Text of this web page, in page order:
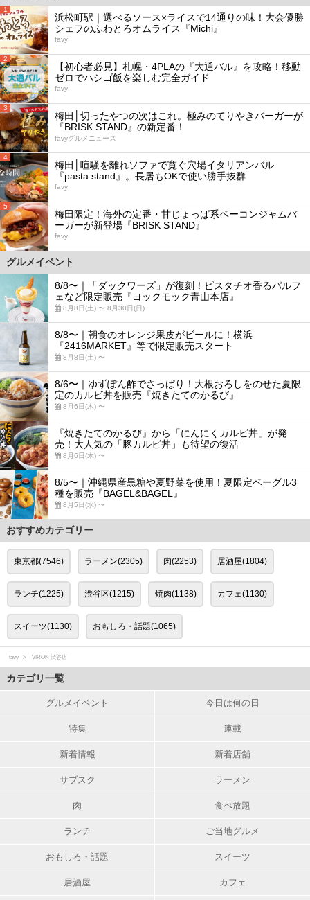
1
浜松町駅｜選べるソース×ライスで14通りの味！大会優勝
シェフのふわとろオムライス『Michi』
favy
2
【初心者必見】札幌・4PLAの『大通バル』を攻略！移動
ゼロでハシゴ飯を楽しむ完全ガイド
favy
3
梅田│切ったやつの次はこれ。極みのてりやきバーガーが
『BRISK STAND』の新定番！
favyグルメニュース
4
梅田│喧騒を離れソファで寛ぐ穴場イタリアンバル
『pasta stand』。長居もOKで使い勝手抜群
favy
5
梅田限定！海外の定番・甘じょっぱ系ベーコンジャムバ
ーガーが新登場『BRISK STAND』
favy
グルメイベント
8/8〜｜「ダックワーズ」が復刻！ピスタチオ香るパルフ
ェなど限定販売『ヨックモック青山本店』
8月8日(土) 〜 8月30日(日)
8/8〜｜朝食のオレンジ果皮がビールに！横浜
『2416MARKET』等で限定販売スタート
8月8日(土) 〜
8/6〜｜ゆずぽん酢でさっぱり！大根おろしをのせた夏限
定のカルビ丼を販売『焼きたてのかるび』
8月6日(木) 〜
『焼きたてのかるび』から「にんにくカルビ丼」が発
売！大人気の「豚カルビ丼」も待望の復活
8月6日(木) 〜
8/5〜｜沖縄県産黒糖や夏野菜を使用！夏限定ベーグル3
種を販売『BAGEL&BAGEL』
8月5日(水) 〜
おすすめカテゴリー
東京都(7546) ラーメン(2305) 肉(2253) 居酒屋(1804)
ランチ(1225) 渋谷区(1215) 焼肉(1138) カフェ(1130)
スイーツ(1130) おもしろ・話題(1065)
favy VIRON 渋谷店
カテゴリ一覧
グルメイベント 今日は何の日
特集 連載
新着情報 新着店舗
サブスク ラーメン
肉 食べ放題
ランチ ご当地グルメ
おもしろ・話題 スイーツ
居酒屋 カフェ